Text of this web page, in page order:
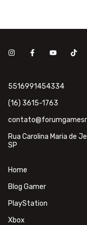
5516991454334
(16) 3615-1763
Rua Carolina Maria de
SP
Home
Blog Gamer
PlayStation
Xbox